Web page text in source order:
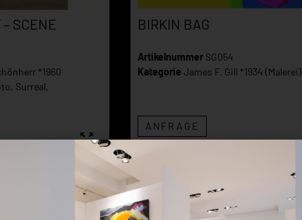
– SCENE
*1960
Surreal,
BIRKIN BAG
Artikelnummer SG054
Kategorie James F. Gill *1934 (Malerei)
ANFRAGE